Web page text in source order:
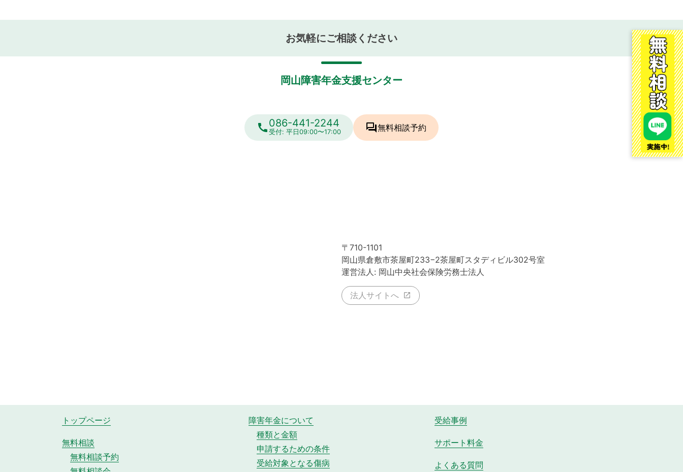
お気軽にご相談ください
岡山障害年金支援センター
call086-441-2244
受付: 平日09:00〜17:00 forum無料相談予約
〒710-1101
岡山県倉敷市茶屋町233−2茶屋町スタディビル302号室
運営法人: 岡山中央社会保険労務士法人
法人サイトへ
トップページ
無料相談
無料相談予約
障害年金について
種類と金額
申請するための条件
受給対象となる傷病
受給事例
サポート料金
よくある質問